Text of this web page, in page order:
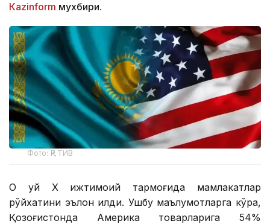
Кazinform мухбири.
Фото: ҚР ТИВ
Оқ уй Х ижтимоий тармоғида мамлакатлар
рўйхатини эълон қилди. Ушбу маълумотларга кўра,
Қозоғистонда Америка товарларига 54%